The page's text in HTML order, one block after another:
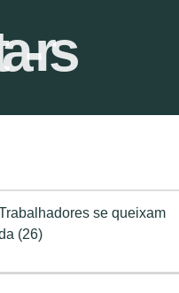
rs
se queixam
(26)